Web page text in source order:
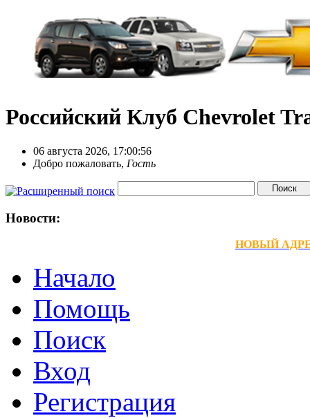
Российский Клуб Chevrolet
06 августа 2026, 17:00:56
Добро пожаловать, Гость
Новости:
НОВЫЙ АДРЕС
Начало
Помощь
Поиск
Вход
Регистрация